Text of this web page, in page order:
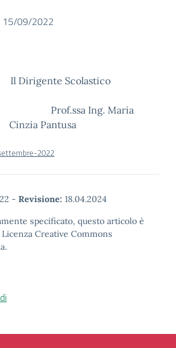
15/09/2022
Scolastico
Prof.ssa Ing. Maria
Cinzia Pantusa
2022
- Revisione: 18.04.2024
specificato, questo articolo è
Creative Commons